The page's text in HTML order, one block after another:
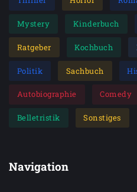
Mystery Kinderbuch
Ratgeber Kochbuch
Politik Sachbuch
Autobiographie Comedy
Belletristik Sonstiges
Navigation